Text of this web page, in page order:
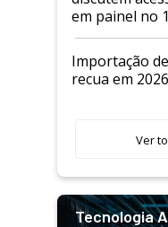
em painel no
Andav
Importação
recua em 2026
Ver
Tecnologia